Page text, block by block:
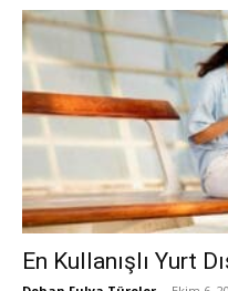
En Kullanışlı Yurt